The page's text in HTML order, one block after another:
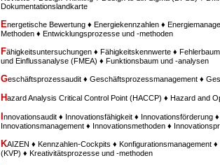
Dokumentationslandkarte
Energetische Bewertung ♦ Energiekennzahlen ♦
Methoden ♦ Entwicklungsprozesse und -methoden
Fähigkeitsuntersuchungen ♦ Fähigkeitskennwerte ♦
und Einflussanalyse (FMEA) ♦ Funktionsbaum und -analysen
Geschäftsprozessaudit ♦ Geschäftsprozessmanagement ♦
Hazard Analysis Critical Control Point (HACCP) ♦ Hazard and
nnovationsaudit ♦ Innovationsfähigkeit ♦ Innovationsförderung
Innovationsmanagement ♦ Innovationsmethoden ♦
KAIZEN ♦ Kennzahlen-Cockpits ♦ Konfigurationsmanagement
(KVP) ♦ Kreativitätsprozesse und -methoden